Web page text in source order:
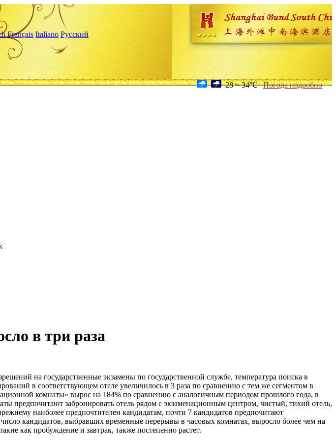
Français Italiano Русский
28 ~ 34℃ Погода подробно
в три раза
на государственные экзамены по государственной службе, температура поиска в
в соответствующем отеле увеличилось в 3 раза по сравнению с тем же сегментом в
комнаты» вырос на 184% по сравнению с аналогичным периодом прошлого года, в
предпочитают забронировать отель рядом с экзаменационным центром, чистый, тихий отель,
наиболее предпочтителен кандидатам, почти 7 кандидатов предпочитают
кандидатов, выбравших временные перерывы в часовых комнатах, выросло более чем на
как пробуждение и завтрак, также постепенно растет.